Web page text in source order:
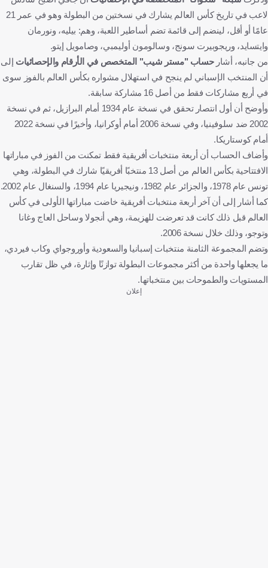
لاعب في تاريخ كأس العالم يشارك في نسختين من البطولة وهو في عمر 21
عامًا أو أقل، لينضم إلى قائمة تضم أساطير اللعبة، وهم: بيليه، ونورمان
وايتسايد، وريجوبيرت سونج، وسالومون أوليمبي، وصامويل إيتو.
من جانبه، أشارحساب "مستر شيب" المتخصص في الأرقام والإحصائيات إلى
أن المنتخب الإسباني لم ينجح في استهلال مشواره بكأس العالم بالفوز سوى
في أربع مشاركات فقط من أصل 16 مشاركة سابقة.
وأوضح أن أول انتصار تحقق في نسخة عام 1934 أمام البرازيل، ثم في نسخة
2002 ضد سلوفينيا، وفي نسخة 2006 أمام أوكرانيا، وأخيرًا في نسخة 2022
أمام كوستاريكا.
وأضاف الحساب أن أربعة منتخبات أفريقية فقط تمكنت من الفوز في مباراتها
الافتتاحية بكأس العالم من أصل 13 منتخبًا أفريقيًا شارك في البطولة، وهي
تونس عام 1978، والجزائر عام 1982، ونيجيريا عام 1994، والسنغال عام 2002.
كما أشار إلى أن آخر أربعة منتخبات أفريقية خاضت مباراتها الأولى في كأس
العالم قبل ذلك كانت قد تعرضت للهزيمة، وهي أنجولا وساحل العاج وغانا
وتوجو، وذلك خلال نسخة 2006.
وتضم المجموعة الثامنة منتخبات إسبانيا والسعودية وأوروجواي وكاب فيردي،
ما يجعلها واحدة من أكثر مجموعات البطولة توازنًا وإثارة، في ظل تقارب
المستويات والطموحات بين منتخباتها.
إعلان